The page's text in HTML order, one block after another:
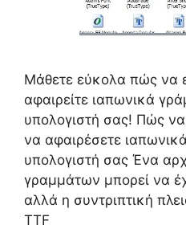
Μάθετε εύκολα πώς να
αφαιρείτε ιαπωνικά
υπολογιστή σας! Πώς
να αφαιρέσετε
υπολογιστή σας Ένα
γραμμάτων μπορεί να
αλλά η συντριπτική
TTF